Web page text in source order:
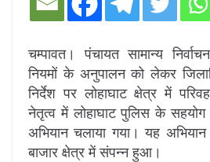
चम्पावत। पंचायत सामान्य
नियमों के अनुपालन को लेकर
निर्देश पर लोहाघाट क्षेत्र में
नेतृत्व में लोहाघाट पुलिस के
अभियान चलाया गया। यह
बाजार क्षेत्र में संपन्न हुआ।